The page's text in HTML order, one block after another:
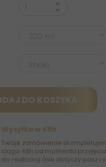
DO KOSZYKA
Wysyłka w 48h
Twoje zamówienie
ciągu 48h od momentu
do realizacji (nie dotyczy pasz i